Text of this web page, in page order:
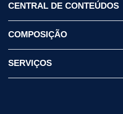
CENTRAL DE CONTEÚDOS
COMPOSIÇÃO
SERVIÇOS